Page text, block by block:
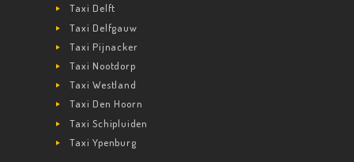
Taxi Delft
Taxi Delfgauw
Taxi Pijnacker
Taxi Nootdorp
Taxi Westland
Taxi Den Hoorn
Taxi Schipluiden
Taxi Ypenburg